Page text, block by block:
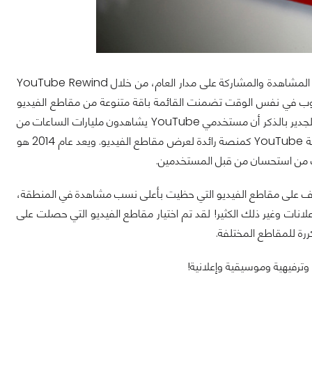
يحتفل موقع يوتيوب في هذا الوقت من كل عام بمقاطع الفيديو التي نالت أعلى معدلات المشاهدة والمشاركة على مدار العام، من خلال YouTube Rewind
من المفاجآت لمتابعي يوتيوب في نفس الوقت تضمنت القائمة باقة متنوعة من مقاطع الفيديو
الرائعة التي تعبر عن روح الابتكار والإبداع، بداية من الأغاني والاعلانات واللحظات المثيرة. والجدير بالذكر أن مستخدمي YouTube يشاهدون مليارات الساعات من
مقاطع الفيديو شهرياً ويزداد معدل المشاهدة بنسبة 50% سنوياً مما يدل على مدى شعبية YouTube كمنصة رائدة لعرض مقاطع الفيديو. ويعد عام 2014 هو
على مقاطع الفيديو التي حظيت بأعلى نسب مشاهدة في المنطقة،
وغير ذلك الكثير! لقد تم اختيار مقاطع الفيديو التي حصلت على
للمقاطع المختلفة.
وموسيقية وإعلانية!